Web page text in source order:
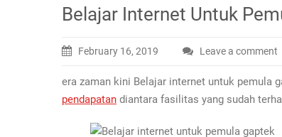
Belajar Internet Untuk
February 16, 2019 Leave a comment
era zaman kini Belajar internet untuk pemula
pendapatan diantara fasilitas yang sudah